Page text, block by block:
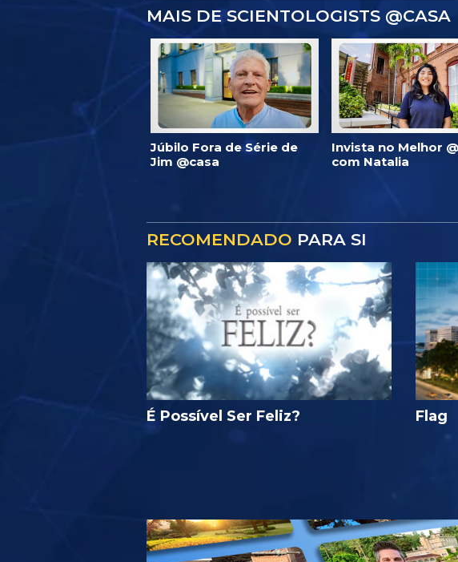
MAIS DE SCIENTOLOGISTS @CASA
Júbilo Fora de Série de
Jim @casa
Invista no Melhor
com Natalia
RECOMENDADO PARA SI
É Possível Ser Feliz? Flag